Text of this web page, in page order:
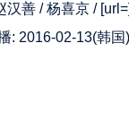
汉善 /杨喜京 /
: 2016-02-13(韩